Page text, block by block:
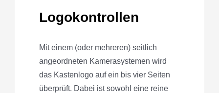
Logokontrollen
Mit einem (oder mehreren) seitlich
angeordneten Kamerasystemen wird
das Kastenlogo auf ein bis vier Seiten
überprüft. Dabei ist sowohl eine reine